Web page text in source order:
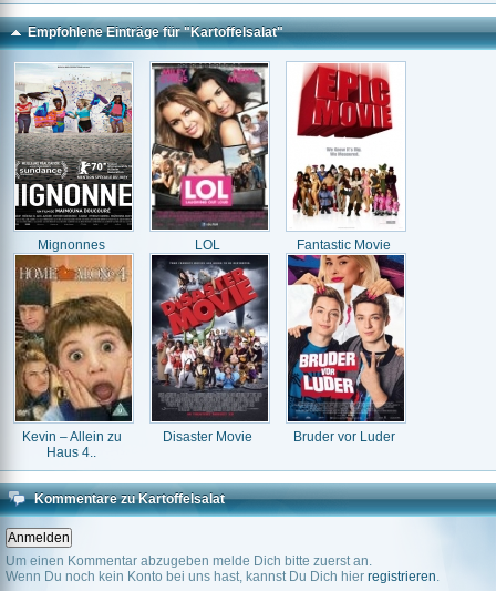
Empfohlene Einträge für "Kartoffelsalat"
Mignonnes LOL Fantastic Movie
Kevin – Allein zu
Haus 4..
Disaster Movie Bruder vor Luder
Kommentare zu Kartoffelsalat
Um einen Kommentar abzugeben melde Dich bitte zuerst an.
Wenn Du noch kein Konto bei uns hast, kannst Du Dich hier registrieren.